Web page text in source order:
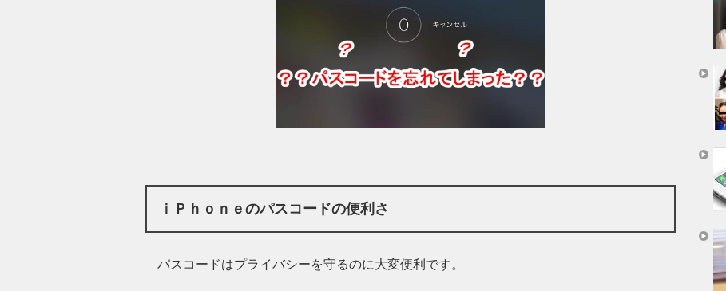
ｉＰｈｏｎｅのパスコードの便利さ
パスコードはプライバシーを守るのに大変便利です。